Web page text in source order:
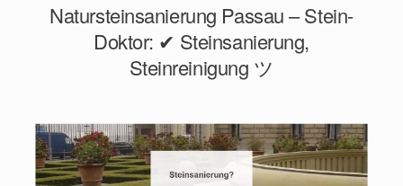
Natursteinsanierung Passau – Stein-
Doktor: ✔ Steinsanierung,
Steinreinigung ツ